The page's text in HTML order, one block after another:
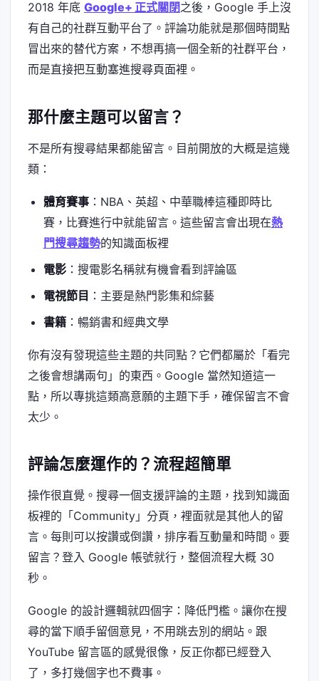
2018 年底 Google+ 正式關閉之後，Google 手上沒
有自己的社群互動平台了。評論功能就是那個時間點
冒出來的替代方案，不想再搞一個全新的社群平台，
而是直接把互動塞進搜尋頁面裡。
那什麼主題可以留言？
不是所有搜尋結果都能留言。目前開放的大概是這幾
類：
體育賽事：NBA、英超、中華職棒這種即時比
賽，比賽進行中就能留言。這些留言會出現在熱
門搜尋趨勢的知識面板裡
電影：搜電影名稱就有機會看到評論區
電視節目 ：主要是熱門影集和綜藝
書籍：暢銷書和經典文學
你有沒有發現這些主題的共同點？它們都屬於「看完
之後會想講兩句」的東西。Google 當然知道這一
點，所以專挑這類高意願的主題下手，確保留言不會
太少。
評論怎麼運作的？流程超簡單
操作很直覺。搜尋一個支援評論的主題，找到知識面
板裡的「Community」分頁，裡面就是其他人的留
言。每則可以按讚或倒讚，排序看互動量和時間。要
留言？登入 Google 帳號就行，整個流程大概 30
秒。
Google 的設計邏輯就四個字：降低門檻。讓你在搜
尋的當下順手留個意見，不用跳去別的網站。跟
YouTube 留言區的感覺很像，反正你都已經登入
了，多打幾個字也不費事。